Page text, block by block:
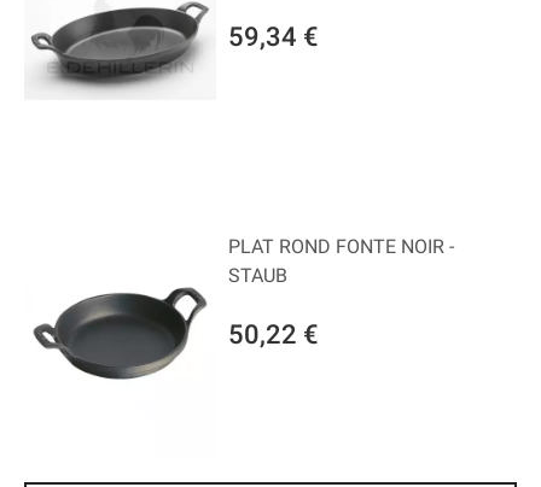
59,34 €
50,22 €
PLAT ROND FONTE NOIR -
STAUB